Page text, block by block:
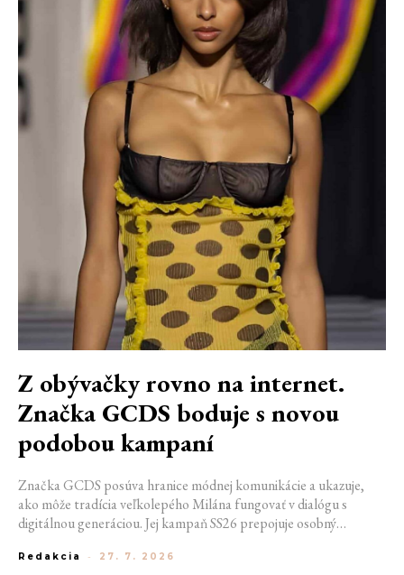
Z obývačky rovno na internet.
Značka GCDS boduje s novou
podobou kampaní
Značka GCDS posúva hranice módnej komunikácie a ukazuje,
ako môže tradícia veľkolepého Milána fungovať v dialógu s
digitálnou generáciou. Jej kampaň SS26 prepojuje osobný
spôsob, akým dnes módu vnímame a zdieľame. Zároveň
Redakcia - 27. 7. 2026